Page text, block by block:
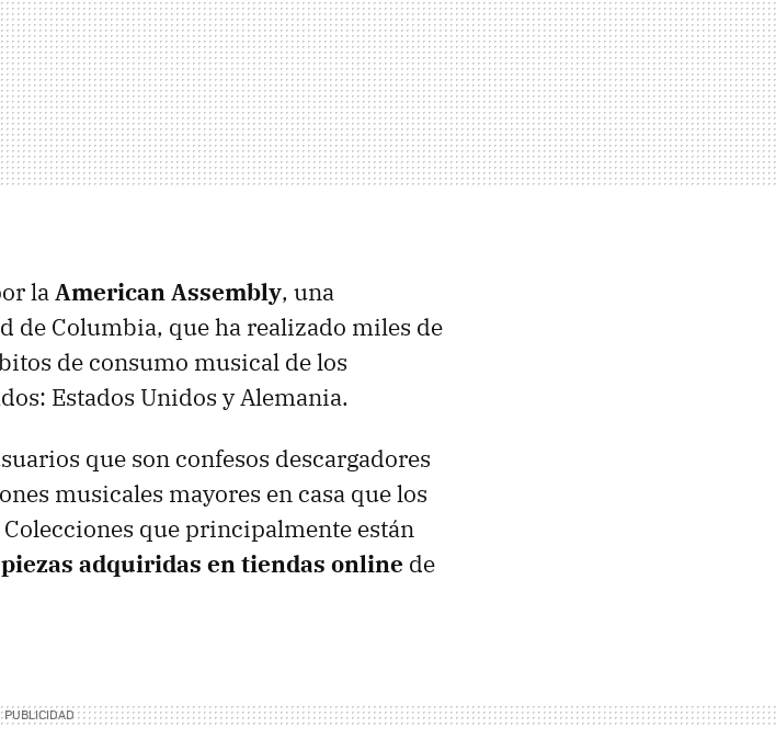
laAmerican Assembly, una
de Columbia, que ha realizado miles de
de consumo musical de los
Estados Unidos y Alemania.
que son confesos descargadores
musicales mayores en casa que los
que principalmente están
adquiridas en tiendas online de